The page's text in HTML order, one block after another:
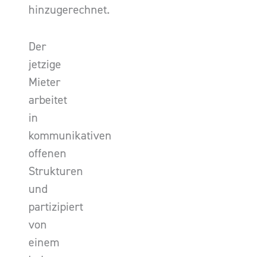
hinzugerechnet.
Der
jetzige
Mieter
arbeitet
in
kommunikativen
offenen
Strukturen
und
partizipiert
von
einem